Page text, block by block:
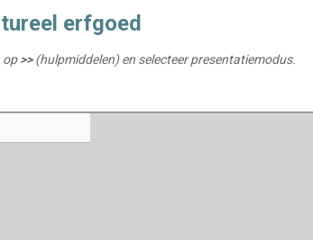
erfgoed
op>>(hulpmiddelen) en selecteer presentatiemodus.